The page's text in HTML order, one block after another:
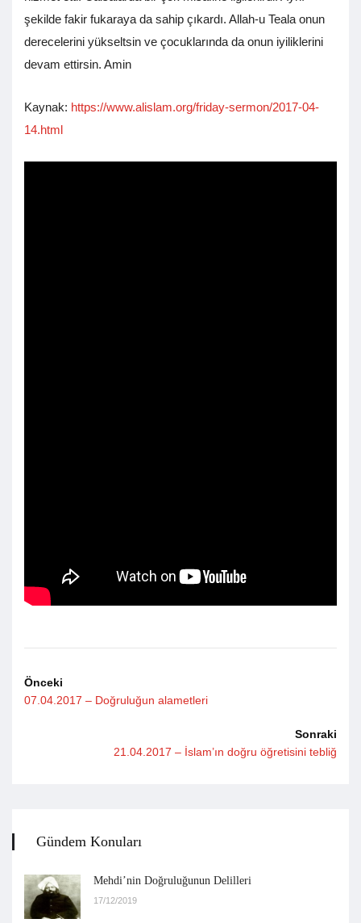
şekilde fakir fukaraya da sahip çıkardı. Allah-u Teala onun
derecelerini yükseltsin ve çocuklarında da onun iyiliklerini
devam ettirsin. Amin
Kaynak: https://www.alislam.org/friday-sermon/2017-04-
14.html
Önceki
07.04.2017 – Doğruluğun alametleri
Sonraki
21.04.2017 – İslam’ın doğru öğretisini tebliğ
Gündem Konuları
Mehdi’nin Doğruluğunun Delilleri
17/12/2019